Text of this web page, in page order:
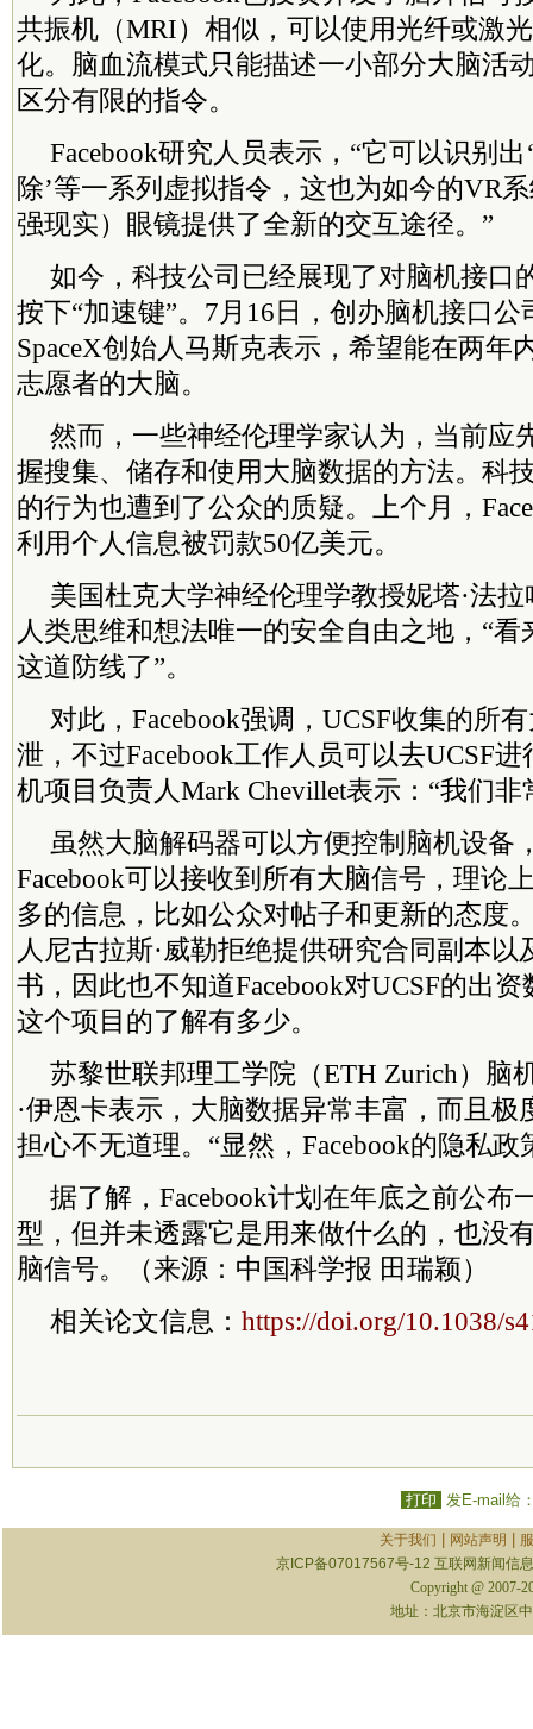
共振机（MRI）相似，可以使用光纤或激
化。脑血流模式只能描述一小部分大脑活
区分有限的指令。
Facebook研究人员表示，“它可以识别出
除’等一系列虚拟指令，这也为如今的VR
强现实）眼镜提供了全新的交互途径。”
如今，科技公司已经展现了对脑机接口
按下“加速键”。7月16日，创办脑机接口公
SpaceX创始人马斯克表示，希望能在两年
志愿者的大脑。
然而，一些神经伦理学家认为，当前应
握搜集、储存和使用大脑数据的方法。科
的行为也遭到了公众的质疑。上个月，
利用个人信息被罚款50亿美元。
美国杜克大学神经伦理学教授妮塔·法
人类思维和想法唯一的安全自由之地，“
这道防线了”。
对此，Facebook强调，UCSF收集的所
泄，不过Facebook工作人员可以去UCSF进
机项目负责人Mark Chevillet表示：“我们非
虽然大脑解码器可以方便控制脑机设备
Facebook可以接收到所有大脑信号，理论
多的信息，比如公众对帖子和更新的态度
人尼古拉斯·威勒拒绝提供研究合同副本
书，因此也不知道Facebook对UCSF的出
这个项目的了解有多少。
苏黎世联邦理工学院（ETH Zurich）脑
·伊恩卡表示，大脑数据异常丰富，而且极
担心不无道理。“显然，Facebook的隐私政
据了解，Facebook计划在年底之前公布
型，但并未透露它是用来做什么的，也没
脑信号。（来源：中国科学报 田瑞颖）
相关论文信息： https://doi.org/10.1038/
打印 发E-mail给
关于我们 网站声明
京ICP备07017567号-12 互联网新闻信
Copyright @ 2007-
地址：北京市海淀区